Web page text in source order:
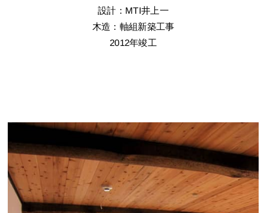
設計：MTI井上一
木造：軸組新築工事
2012年竣工